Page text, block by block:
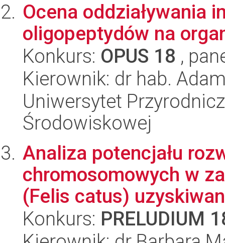
Ocena oddziaływania
oligopeptydów na
Konkurs: OPUS 18 ,
Kierownik: dr hab.
Uniwersytet
Środowiskowej
Analiza potencjału
chromosomowych w
(Felis catus)
Konkurs: PRELUDIUM